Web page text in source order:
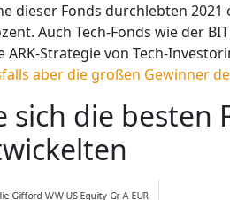
dieser Fonds durchlebten
Auch Tech-Fonds wie der
ARK-Strategie von Tech-
aber die großen Gewinner
sich die besten